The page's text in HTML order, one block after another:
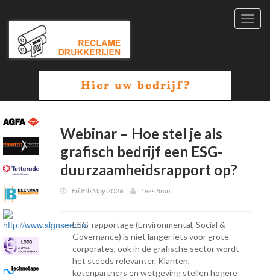
Webinar – Hoe stel je als
grafisch bedrijf een ESG-
duurzaamheidsrapport op?
Fri 8th May 2026 Lees Bron
ESG-rapportage (Environmental, Social &
Governance) is niet langer iets voor grote
corporates, ook in de grafische sector wordt
het steeds relevanter. Klanten,
ketenpartners en wetgeving stellen hogere